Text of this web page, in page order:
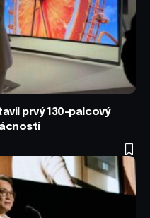
prvý 130-palcový